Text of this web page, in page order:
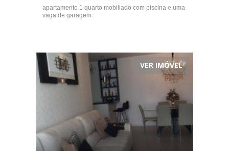
apartamento 1 quarto mobiliado com piscina e uma
vaga de garagem
VER IMÓVEL